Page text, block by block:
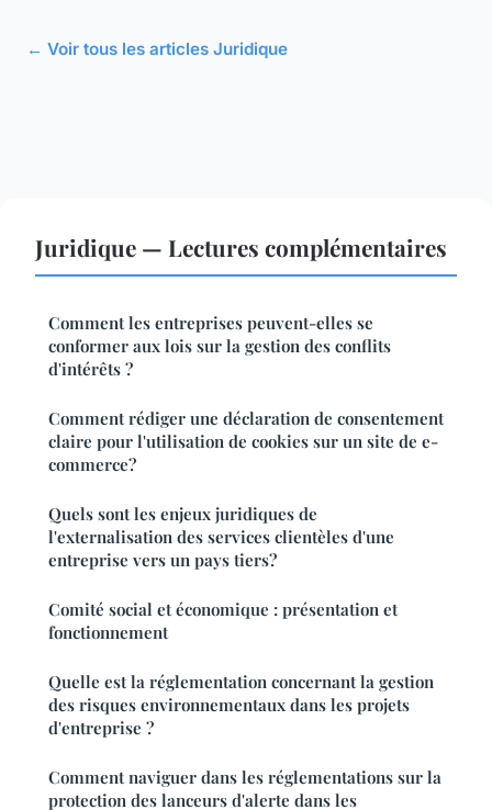
← Voir tous les articles Juridique
Juridique — Lectures complémentaires
Comment les entreprises peuvent-elles se
conformer aux lois sur la gestion des conflits
d'intérêts ?
Comment rédiger une déclaration de consentement
claire pour l'utilisation de cookies sur un site de e-
commerce?
Quels sont les enjeux juridiques de
l'externalisation des services clientèles d'une
entreprise vers un pays tiers?
Comité social et économique : présentation et
fonctionnement
Quelle est la réglementation concernant la gestion
des risques environnementaux dans les projets
d'entreprise ?
Comment naviguer dans les réglementations sur la
protection des lanceurs d'alerte dans les